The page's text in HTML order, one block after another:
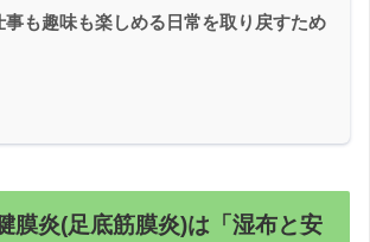
事も趣味も楽しめる日常を取り戻すため
膜炎(足底筋膜炎)は「湿布と安